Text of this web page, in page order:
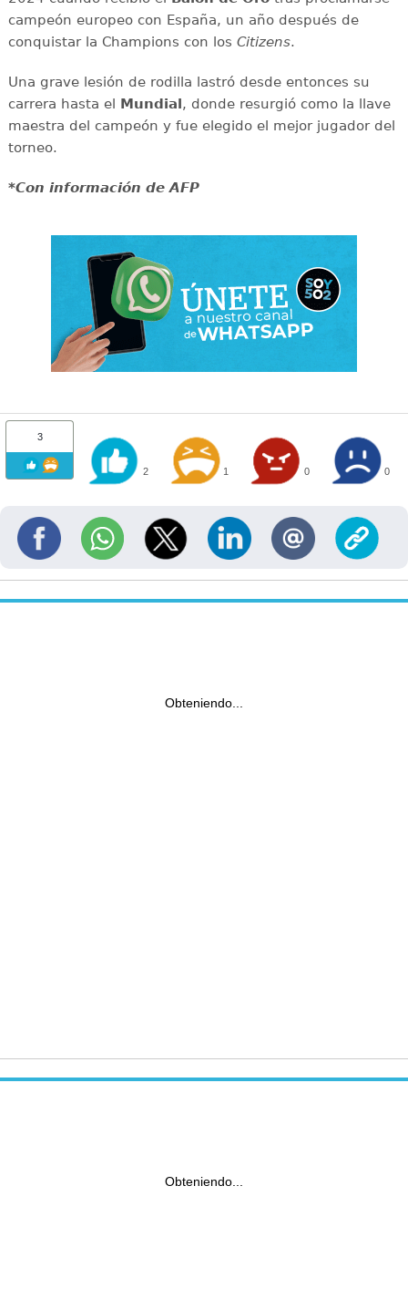
campeón europeo con España, un año después de
conquistar la Champions con los Citizens.
Una grave lesión de rodilla lastró desde entonces su
carrera hasta el Mundial, donde resurgió como la llave
maestra del campeón y fue elegido el mejor jugador del
torneo.
*Con información de AFP
3
2 1 0 0
Obteniendo...
Obteniendo...